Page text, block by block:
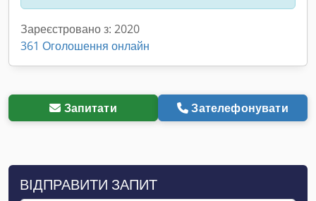
Зареєстровано з: 2020
361 Оголошення онлайн
Запитати Зателефонувати
ВІДПРАВИТИ ЗАПИТ